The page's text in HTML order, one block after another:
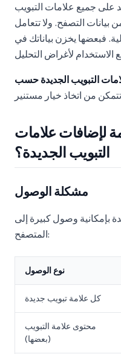
على جميع علامات التبويب
بيانات التصفح. ولا تتعامل
فبعضها يخزن بياناتك في
التبويب الجديدة حسب
لإضافات علامات
التبويب الجديدة؟
مشكلة الوصول
بإمكانية وصول كبيرة إلى
المتصفح:
نوع الوصول
كل علامة تبويب جديدة
محتوى علامة التبويب
(بعضها)